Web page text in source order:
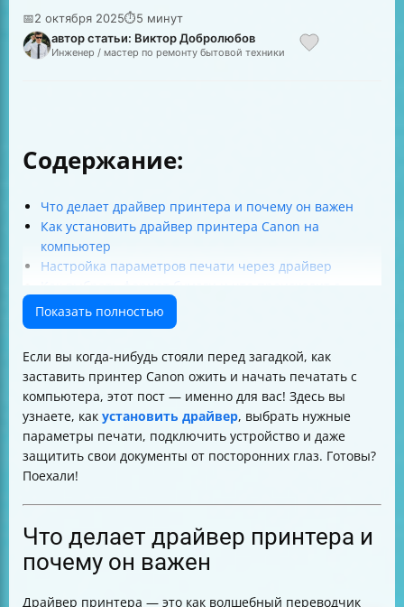
📅2 октября 2025⏱5 минут
автор статьи: Виктор Добролюбов
Инженер / мастер по ремонту бытовой техники
Содержание:
Что делает драйвер принтера и почему он важен
Как установить драйвер принтера Canon на
компьютер
Настройка параметров печати через драйвер
документом
Защищенная печать — ваш секретный агент в мире
Как настроить защищенную печать в драйвере
Canon
Печать с принтером Canon SELPHY
Советы по работе с драйвером и принтером Canon
Таблица сравнения параметров печати
Итог
Показать полностью
Если вы когда-нибудь стояли перед загадкой, как
заставить принтер Canon ожить и начать печатать с
компьютера, этот пост — именно для вас! Здесь вы
узнаете, как установить драйвер, выбрать нужные
параметры печати, подключить устройство и даже
защитить свои документы от посторонних глаз. Готовы?
Поехали!
Что делает драйвер принтера и
почему он важен
Драйвер принтера — это как волшебный переводчик